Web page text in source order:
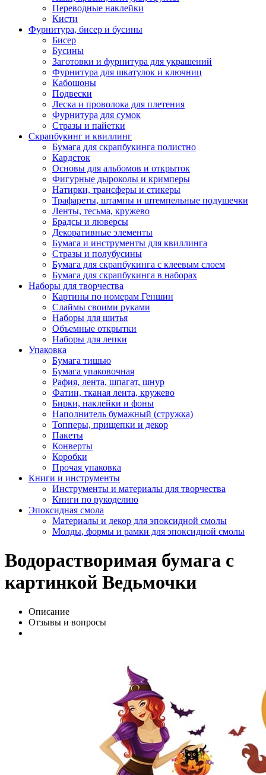
Переводные наклейки
Кисти
Фурнитура, бисер и бусины
Бисер
Бусины
Заготовки и фурнитура для украшений
Фурнитура для шкатулок и ключниц
Кабошоны
Подвески
Леска и проволока для плетения
Фурнитура для сумок
Стразы и пайетки
Скрапбукинг и квиллинг
Бумага для скрапбукинга полистно
Кардсток
Основы для альбомов и открыток
Фигурные дыроколы и кримперы
Натирки, трансферы и стикеры
Трафареты, штампы и штемпельные подушечки
Ленты, тесьма, кружево
Брадсы и люверсы
Декоративные элементы
Бумага и инструменты для квиллинга
Стразы и полубусины
Бумага для скрапбукинга с клеевым слоем
Бумага для скрапбукинга в наборах
Наборы для творчества
Картины по номерам Геншин
Слаймы своими руками
Наборы для шитья
Объемные открытки
Наборы для лепки
Упаковка
Бумага тишью
Бумага упаковочная
Рафия, лента, шпагат, шнур
Фатин, тканая лента, кружево
Бирки, наклейки и фоны
Наполнитель бумажный (стружка)
Топперы, прищепки и декор
Пакеты
Конверты
Коробки
Прочая упаковка
Книги и инструменты
Инструменты и материалы для творчества
Книги по рукоделию
Эпоксидная смола
Материалы и декор для эпоксидной смолы
Молды, формы и рамки для эпоксидной смолы
Водорастворимая бумага с
картинкой Ведьмочки
Описание
Отзывы и вопросы